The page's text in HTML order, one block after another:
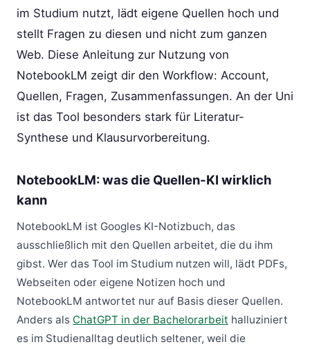
im Studium nutzt, lädt eigene Quellen hoch und
stellt Fragen zu diesen und nicht zum ganzen
Web. Diese Anleitung zur Nutzung von
NotebookLM zeigt dir den Workflow: Account,
Quellen, Fragen, Zusammenfassungen. An der Uni
ist das Tool besonders stark für Literatur-
Synthese und Klausurvorbereitung.
NotebookLM: was die Quellen-KI wirklich
kann
NotebookLM ist Googles KI-Notizbuch, das
ausschließlich mit den Quellen arbeitet, die du ihm
gibst. Wer das Tool im Studium nutzen will, lädt PDFs,
Webseiten oder eigene Notizen hoch und
NotebookLM antwortet nur auf Basis dieser Quellen.
Anders als ChatGPT in der Bachelorarbeit halluziniert
es im Studienalltag deutlich seltener, weil die